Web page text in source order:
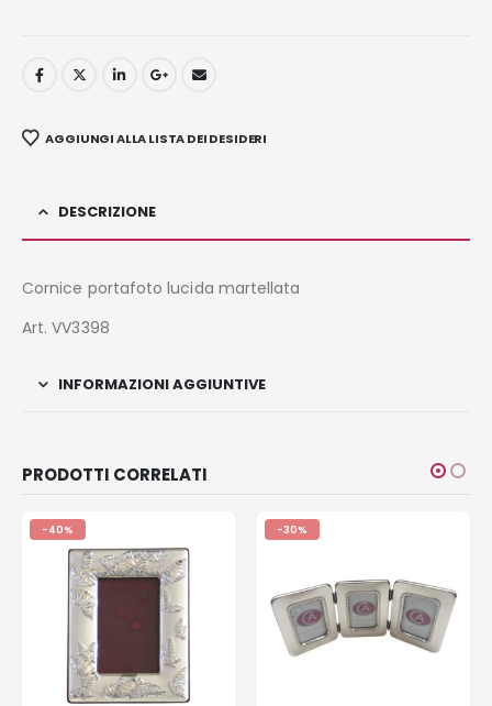
AGGIUNGI ALLA LISTA DEI DESIDERI
DESCRIZIONE
Cornice portafoto lucida martellata
Art. VV3398
INFORMAZIONI AGGIUNTIVE
PRODOTTI CORRELATI
-40% -30%